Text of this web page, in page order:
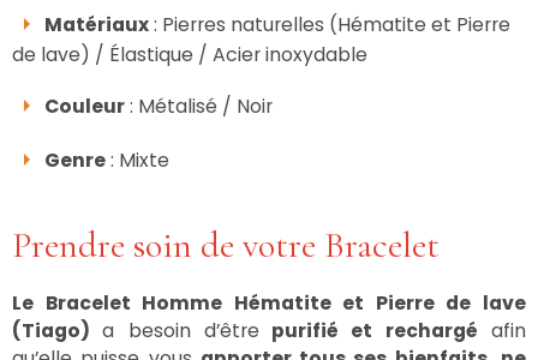
Matériaux: Pierres naturelles (Hématite et Pierre
de lave) / Élastique / Acier inoxydable
Couleur: Métalisé / Noir
Genre: Mixte
Prendre soin de votre Bracelet
Le Bracelet Homme Hématite et Pierre de lave
(Tiago)a besoin d’être purifié et rechargé afin